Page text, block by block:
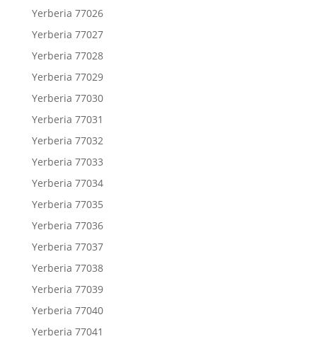
Yerberia 77026
Yerberia 77027
Yerberia 77028
Yerberia 77029
Yerberia 77030
Yerberia 77031
Yerberia 77032
Yerberia 77033
Yerberia 77034
Yerberia 77035
Yerberia 77036
Yerberia 77037
Yerberia 77038
Yerberia 77039
Yerberia 77040
Yerberia 77041